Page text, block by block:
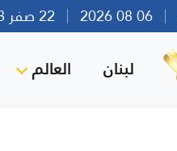
لبنان العالم